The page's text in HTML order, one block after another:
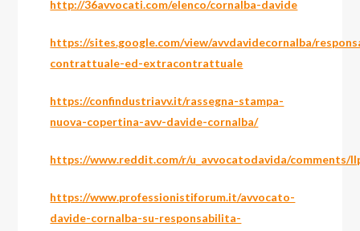
http://36avvocati.com/elenco/cornalba-davide
https://sites.google.com/view/avvdavidecornalba/
contrattuale-ed-extracontrattuale
https://confindustriavv.it/rassegna-stampa-
nuova-copertina-avv-davide-cornalba/
https://www.reddit.com/r/u_avvocatodavida/comments/
https://www.professionistiforum.it/avvocato-
davide-cornalba-su-responsabilita-